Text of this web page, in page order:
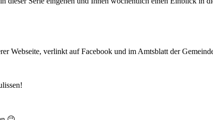
Webseite, verlinkt auf Facebook und im Amtsblatt der